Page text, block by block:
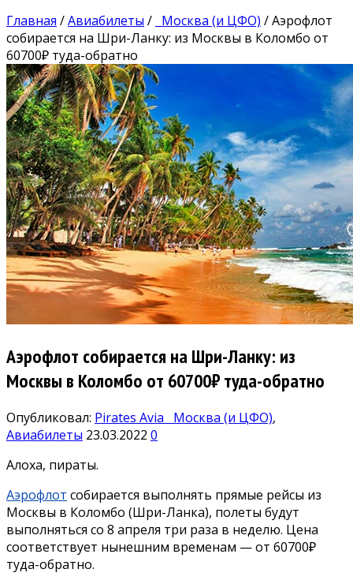
Главная /Авиабилеты / Москва (и ЦФО) /Аэрофлот
собирается на Шри-Ланку: из Москвы в Коломбо от
60700₽ туда-обратно
Аэрофлот собирается на Шри-Ланку: из
Москвы в Коломбо от 60700₽ туда-обратно
Опубликовал: Pirates Avia Москва (и ЦФО),
Авиабилеты 23.03.2022 0
Алоха, пираты.
Аэрофлот собирается выполнять прямые рейсы из
Москвы в Коломбо (Шри-Ланка), полеты будут
выполняться со 8 апреля три раза в неделю. Цена
соответствует нынешним временам — от 60700₽
туда-обратно.